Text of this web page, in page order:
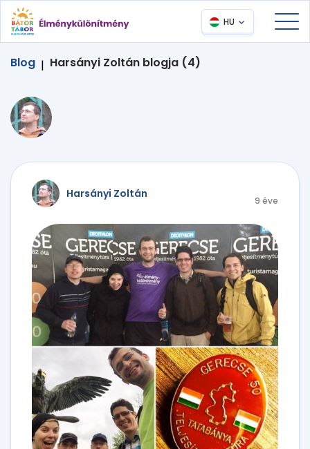
HU
Blog | Harsányi Zoltán blogja (4)
Harsányi Zoltán
9 éve